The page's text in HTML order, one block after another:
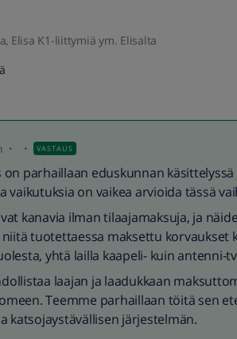
Elisa K1-liittymiä ym. Elisalta
VASTAUS
parhaillaan eduskunnan käsittelyssä
on vaikea arvioida tässä
kanavia ilman tilaajamaksuja, ja
tuotettaessa maksettu korvaukset
yhtä lailla kaapeli- kuin antenni-
laajan ja laadukkaan
Teemme parhaillaan töitä sen
katsojaystävällisen järjestelmän.